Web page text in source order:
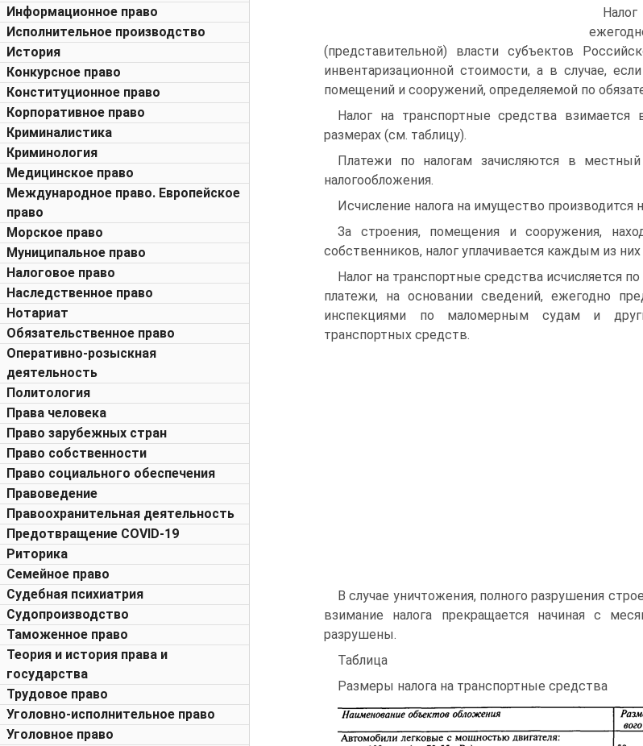
Информационное право
Исполнительное производство
История
Конкурсное право
Конституционное право
Корпоративное право
Криминалистика
Криминология
Медицинское право
Международное право. Европейское
право
Морское право
Муниципальное право
Налоговое право
Наследственное право
Нотариат
Обязательственное право
Оперативно-розыскная
деятельность
Политология
Права человека
Право зарубежных стран
Право собственности
Право социального обеспечения
Правоведение
Правоохранительная деятельность
Предотвращение COVID-19
Риторика
Семейное право
Судебная психиатрия
Судопроизводство
Таможенное право
Теория и история права и
государства
Трудовое право
Уголовно-исполнительное право
Уголовное право
(представительной) власти субъектов
инвентаризационной стои­мости, а в случае,
помещений и сооружений, определяемой по
Налог на транспортные средства
размерах (см. таблицу).
Платежи по налогам зачисляются в
налогообложения.
Исчисление налога на имущество производится
За строения, помещения и сооружения,
собственников, налог уплачи­вается каждым из
Налог на транспортные средства исчисляется
платежи, на ос­новании сведений, ежегодно
инспекциями по маломерным судам и
транспортных средств.
В случае уничтожения, полного разрушения
взимание на­лога прекращается начиная с
разрушены.
Таблица
Размеры налога на транспортные средства